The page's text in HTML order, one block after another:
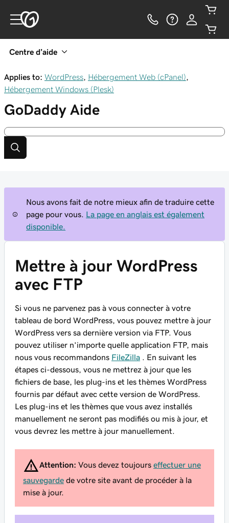
Centre d’aide
Applies to: WordPress Hébergement Web (cPanel)
Hébergement Windows (Plesk)
GoDaddy Aide
Nous avons fait de notre mieux afin de traduire cette
page pour vous.
La page en anglais est également
disponible.
Mettre à jour WordPress
avec FTP
Si vous ne parvenez pas à vous connecter à votre
tableau de bord WordPress, vous pouvez mettre à jour
WordPress vers sa dernière version via FTP. Vous
pouvez utiliser n’importe quelle application FTP, mais
nous vous recommandons FileZilla . En suivant les
étapes ci-dessous, vous ne mettrez à jour que les
fichiers de base, les plug-ins et les thèmes WordPress
fournis par défaut avec cette version de WordPress.
Les plug-ins et les thèmes que vous avez installés
manuellement ne seront pas modifiés ou mis à jour, et
vous devrez les mettre à jour manuellement.
Attention: Vous devez toujours effectuer une
sauvegarde de votre site avant de procéder à la
mise à jour.